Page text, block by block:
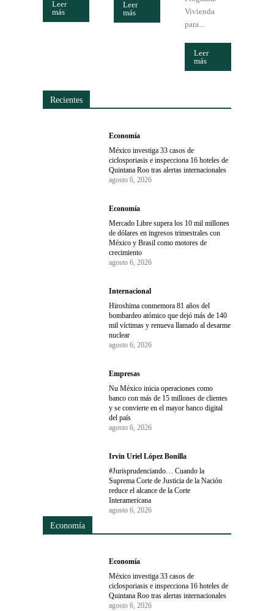
Leer
más
Leer
más
Vivienda
para...
Leer
más
Recientes
Economía
México investiga 33 casos de
ciclosporiasis e inspecciona 16 hoteles de
Quintana Roo tras alertas internacionales
agosto 6, 2026
Economía
Mercado Libre supera los 10 mil millones
de dólares en ingresos trimestrales con
México y Brasil como motores de
crecimiento
agosto 6, 2026
Internacional
Hiroshima conmemora 81 años del
bombardeo atómico que dejó más de 140
mil víctimas y renueva llamado al desarme
nuclear
agosto 6, 2026
Empresas
Nu México inicia operaciones como
banco con más de 15 millones de clientes
y se convierte en el mayor banco digital
del país
agosto 6, 2026
Irvin Uriel López Bonilla
#Jurisprudenciando… Cuando la
Suprema Corte de Justicia de la Nación
reduce el alcance de la Corte
Interamericana
agosto 6, 2026
Economía
Economía
México investiga 33 casos de
ciclosporiasis e inspecciona 16 hoteles de
Quintana Roo tras alertas internacionales
agosto 6, 2026